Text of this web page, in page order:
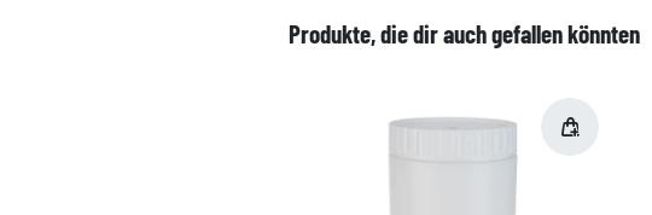
Produkte, die dir auch gefallen könnten